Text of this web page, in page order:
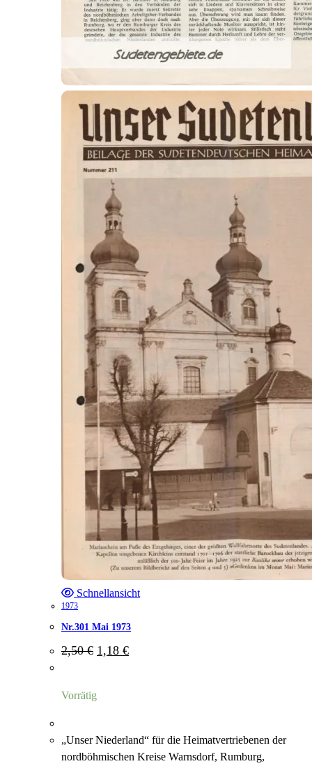
Schnellansicht
1973
Nr.301 Mai 1973
2,50€ Ursprünglicher
Preis
1,18 €Aktueller
Preis
Vorrätig
„Unser Niederland“ für die Heimatvertriebenen der
nordböhmischen Kreise Warnsdorf, Rumburg,